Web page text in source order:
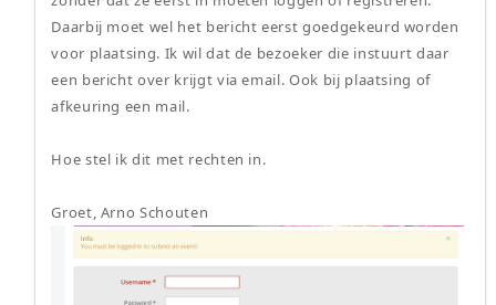
Daarbij moet wel het bericht eerst goedgekeurd worden
voor plaatsing. Ik wil dat de bezoeker die instuurt daar
een bericht over krijgt via email. Ook bij plaatsing of
afkeuring een mail.
Hoe stel ik dit met rechten in.
Groet, Arno Schouten